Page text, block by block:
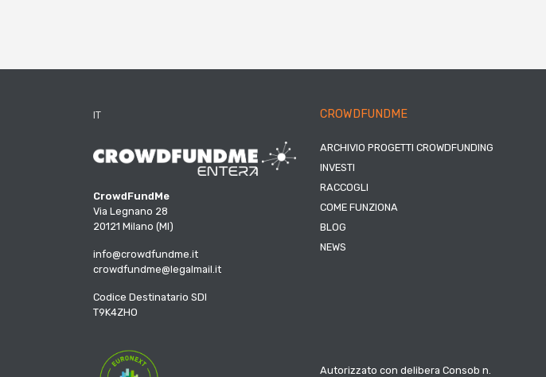
IT
CrowdFundMe
Via Legnano 28
20121 Milano (MI)
info@crowdfundme.it
crowdfundme@legalmail.it
Codice Destinatario SDI
T9K4ZHO
CROWDFUNDME
ARCHIVIO PROGETTI CROWDFUNDING
INVESTI
RACCOGLI
COME FUNZIONA
BLOG
NEWS
Autorizzato con delibera Consob n.